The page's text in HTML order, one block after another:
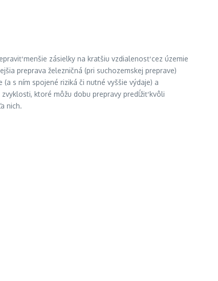
menšie zásielky na kratšiu vzdialenosť cez územie
preprava železničná (pri suchozemskej preprave)
s ním spojené riziká či nutné vyššie výdaje) a
ktoré môžu dobu prepravy predĺžiť kvôli
nich.